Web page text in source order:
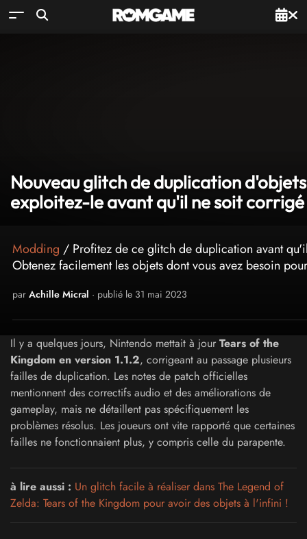
Nouveau glitch de duplication
exploitez-le avant qu'il ne soit corrigé
Modding / Profitez de ce glitch de duplication avant
Obtenez facilement les objets dont vous avez besoin
par Achille Micral · publié le 31 mai 2023
Il y a quelques jours, Nintendo mettait à jour Tears of the
Kingdom en version 1.1.2, corrigeant au passage plusieurs
failles de duplication. Les notes de patch officielles
mentionnent des correctifs audio et des améliorations de
gameplay, mais ne détaillent pas spécifiquement les
problèmes résolus. Les joueurs ont vite rapporté que certaines
failles ne fonctionnaient plus, y compris celle du parapente.
à lire aussi : Un glitch facile à réaliser dans The Legend of
Zelda: Tears of the Kingdom pour avoir des objets à l'infini !